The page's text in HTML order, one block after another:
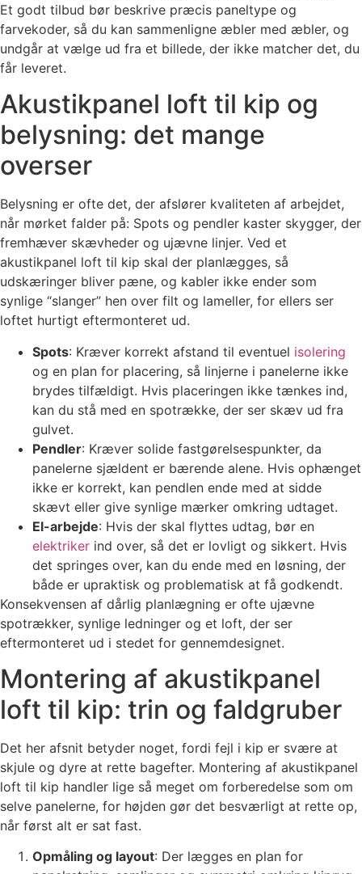
Et godt tilbud bør beskrive præcis paneltype og
farvekoder, så du kan sammenligne æbler med æbler, og
undgår at vælge ud fra et billede, der ikke matcher det, du
får leveret.
Akustikpanel loft til kip og
belysning: det mange
overser
Belysning er ofte det, der afslører kvaliteten af arbejdet,
når mørket falder på: Spots og pendler kaster skygger, der
fremhæver skævheder og ujævne linjer. Ved et
akustikpanel loft til kip skal der planlægges, så
udskæringer bliver pæne, og kabler ikke ender som
synlige “slanger” hen over filt og lameller, for ellers ser
loftet hurtigt eftermonteret ud.
Spots: Kræver korrekt afstand til eventuel isolering
og en plan for placering, så linjerne i panelerne ikke
brydes tilfældigt. Hvis placeringen ikke tænkes ind,
kan du stå med en spotrække, der ser skæv ud fra
gulvet.
Pendler: Kræver solide fastgørelsespunkter, da
panelerne sjældent er bærende alene. Hvis ophænget
ikke er korrekt, kan pendlen ende med at sidde
skævt eller give synlige mærker omkring udtaget.
El-arbejde: Hvis der skal flyttes udtag, bør en
elektriker ind over, så det er lovligt og sikkert. Hvis
det springes over, kan du ende med en løsning, der
både er upraktisk og problematisk at få godkendt.
Konsekvensen af dårlig planlægning er ofte ujævne
spotrækker, synlige ledninger og et loft, der ser
eftermonteret ud i stedet for gennemdesignet.
Montering af akustikpanel
loft til kip: trin og faldgruber
Det her afsnit betyder noget, fordi fejl i kip er svære at
skjule og dyre at rette bagefter. Montering af akustikpanel
loft til kip handler lige så meget om forberedelse som om
selve panelerne, for højden gør det besværligt at rette op,
når først alt er sat fast.
Opmåling og layout: Der lægges en plan for